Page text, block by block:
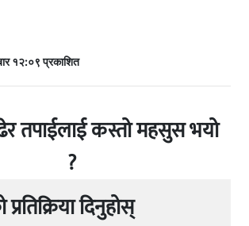
१२:०९ प्रकाशित
तपाईलाई कस्तो महसुस भयो
?
दिनुहोस्